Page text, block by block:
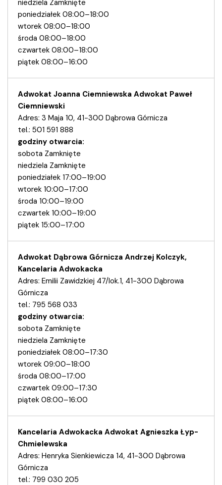
niedziela Zamknięte
poniedziałek 08:00–18:00
wtorek 08:00–18:00
środa 08:00–18:00
czwartek 08:00–18:00
piątek 08:00–16:00
Adwokat Joanna Ciemniewska Adwokat Paweł
Ciemniewski
Adres: 3 Maja 10, 41-300 Dąbrowa Górnicza
tel.: 501 591 888
godziny otwarcia:
sobota Zamknięte
niedziela Zamknięte
poniedziałek 17:00–19:00
wtorek 10:00–17:00
środa 10:00–19:00
czwartek 10:00–19:00
piątek 15:00–17:00
Adwokat Dąbrowa Górnicza Andrzej Kolczyk,
Kancelaria Adwokacka
Adres: Emilii Zawidzkiej 47/lok.1, 41-300 Dąbrowa
Górnicza
tel.: 795 568 033
godziny otwarcia:
sobota Zamknięte
niedziela Zamknięte
poniedziałek 08:00–17:30
wtorek 09:00–18:00
środa 08:00–17:00
czwartek 09:00–17:30
piątek 08:00–16:00
Kancelaria Adwokacka Adwokat Agnieszka Łyp-
Chmielewska
Adres: Henryka Sienkiewicza 14, 41-300 Dąbrowa
Górnicza
tel.: 799 030 205